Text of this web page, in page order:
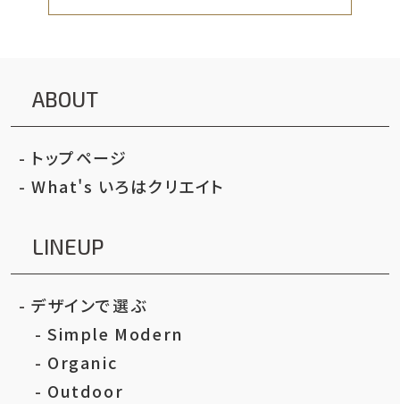
ABOUT
トップページ
What's いろはクリエイト
LINEUP
デザインで選ぶ
Simple Modern
Organic
Outdoor